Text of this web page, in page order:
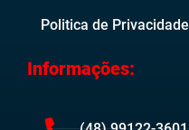
Politica de Privacidade
Informações: